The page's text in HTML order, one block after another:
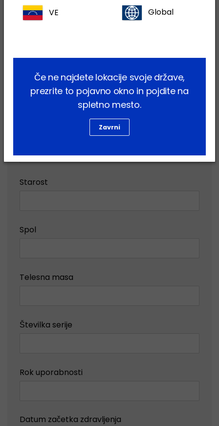
Številka primera v Dechri, če že obstaja?
Starost
Spol
Telesna masa
Številka serije
Rok uporabnosti
Datum začetka zdravljenja
VE Global
Če ne najdete lokacije svoje države,
prezrite to pojavno okno in pojdite na
spletno mesto.
Zavrni